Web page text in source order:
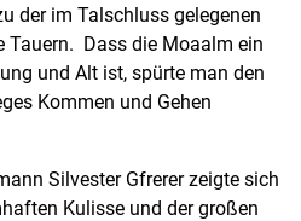
der im Talschluss gelegenen
Tauern. Dass die Moaalm ein
und Alt ist, spürte man den
Kommen und Gehen
Silvester Gfrerer zeigte sich
Kulisse und der großen